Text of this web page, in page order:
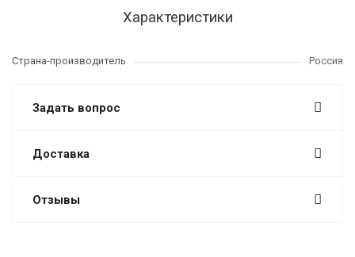
Характеристики
Страна-производитель Россия
Задать вопрос
Доставка
Отзывы